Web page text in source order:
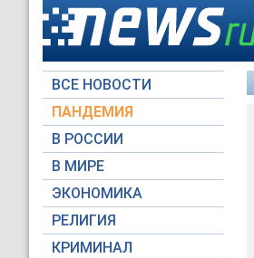
ВСЕ НОВОСТИ
ПАНДЕМИЯ
В РОССИИ
В МИРЕ
ЭКОНОМИКА
РЕЛИГИЯ
КРИМИНАЛ